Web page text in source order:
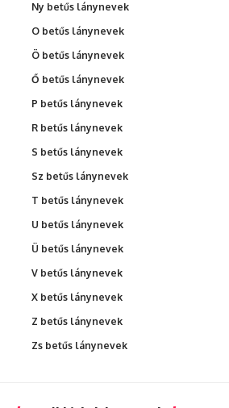
Ny betűs lánynevek
O betűs lánynevek
Ö betűs lánynevek
Ő betűs lánynevek
P betűs lánynevek
R betűs lánynevek
S betűs lánynevek
Sz betűs lánynevek
T betűs lánynevek
U betűs lánynevek
Ü betűs lánynevek
V betűs lánynevek
X betűs lánynevek
Z betűs lánynevek
Zs betűs lánynevek